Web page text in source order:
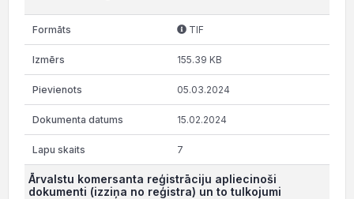
TIF
155.39 KB
05.03.2024
15.02.2024
7
Ārvalstu komersanta reģistrāciju apliecinoši
dokumenti (izziņa no reģistra) un to tulkojumi